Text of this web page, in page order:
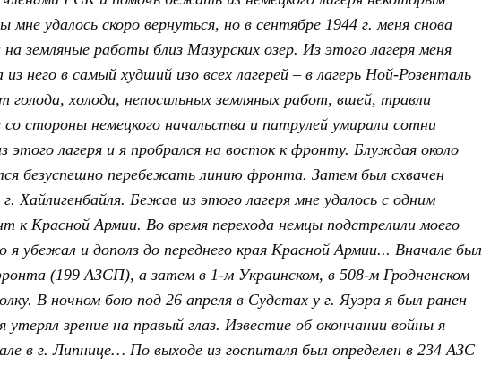
удалось скоро вернуться, но в сентябре 1944 г. меня снова
земляные работы близ Мазурских озер. Из этого лагеря меня
из него в самый худший изо всех лагерей – в лагерь Ной-Розенталь
голода, холода, непосильных земляных работ, вшей, травли
стороны немецкого начальства и патрулей умирали сотни
лагеря и я пробрался на восток к фронту. Блуждая около
безуспешно перебежать линию фронта. Затем был схвачен
Хайлигенбайля. Бежав из этого лагеря мне удалось с одним
Красной Армии. Во время перехода немцы подстрелили моего
убежал и дополз до переднего края Красной Армии... Вначале был
(199 АЗСП), а затем в 1-м Украинском, в 508-м Гродненском
В ночном бою под 26 апреля в Судетах у г. Яуэра я был ранен
зрение на правый глаз. Известие об окончании войны я
в г. Липнице… По выходе из госпиталя был определен в 234 АЗС